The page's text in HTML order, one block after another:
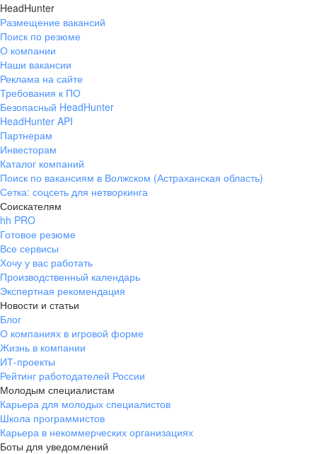
HeadHunter
Размещение вакансий
Поиск по резюме
О компании
Наши вакансии
Реклама на сайте
Требования к ПО
Безопасный HeadHunter
HeadHunter API
Партнерам
Инвесторам
Каталог компаний
Поиск по вакансиям в Волжском (Астраханская область)
Сетка: соцсеть для нетворкинга
Соискателям
hh PRO
Готовое резюме
Все сервисы
Хочу у вас работать
Производственный календарь
Экспертная рекомендация
Новости и статьи
Блог
О компаниях в игровой форме
Жизнь в компании
ИТ-проекты
Рейтинг работодателей России
Молодым специалистам
Карьера для молодых специалистов
Школа программистов
Карьера в некоммерческих организациях
Боты для уведомлений